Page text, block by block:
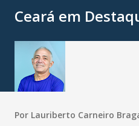
Ceará em
Por Lauriberto Carneiro